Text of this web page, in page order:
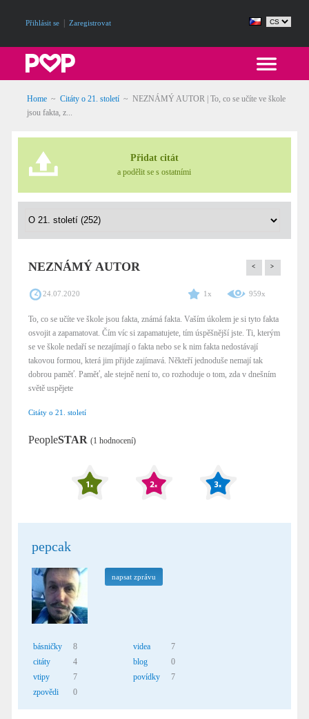
Přihlásit se Zaregistrovat
Home ~ Citáty o 21. století ~ NEZNÁMÝ AUTOR | To, co se učíte ve škole
jsou fakta, z...
Přidat citát
a podělit se s ostatními
NEZNÁMÝ AUTOR < >
24.07.2020 1x 959x
To, co se učíte ve škole jsou fakta, známá fakta. Vaším úkolem je si tyto fakta
osvojit a zapamatovat. Čím víc si zapamatujete, tím úspěšnější jste. Ti, kterým
se ve škole nedaří se nezajímají o fakta nebo se k nim fakta nedostávají
takovou formou, která jim přijde zajímavá. Někteří jednoduše nemají tak
dobrou paměť. Paměť, ale stejně není to, co rozhoduje o tom, zda v dnešním
světě uspějete
Citáty o 21. století
PeopleSTAR (1 hodnocení)
pepcak
napsat zprávu
básničky
8
citáty
4
vtipy
7
zpovědi
0
videa
7
blog
0
povídky
7